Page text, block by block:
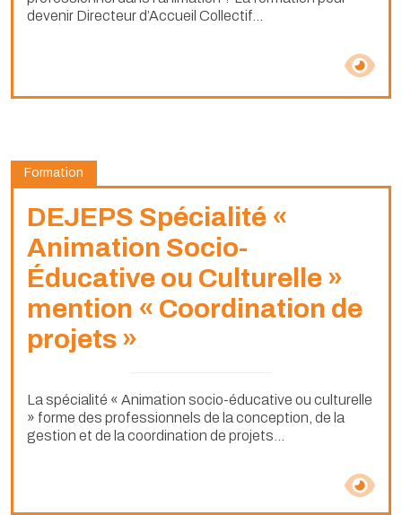
devenir Directeur d’Accueil Collectif...
Formation
DEJEPS Spécialité «
Animation Socio-
Éducative ou Culturelle »
mention « Coordination de
projets »
La spécialité « Animation socio-éducative ou culturelle
» forme des professionnels de la conception, de la
gestion et de la coordination de projets...